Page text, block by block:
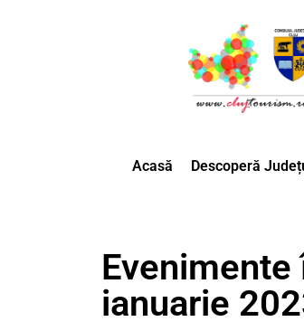
Acasă Descoperă
Evenimente
ianuarie